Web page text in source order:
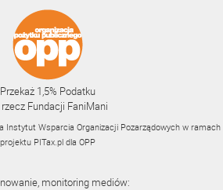
Przekaż 1,5% Podatku
rzecz Fundacji FaniMani
Instytut Wsparcia Organizacji Pozarządowych w ramach
projektu PITax.pl dla OPP
monitoring mediów: